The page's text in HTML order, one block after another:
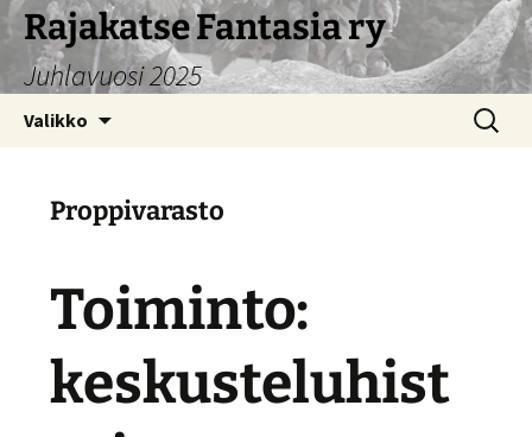
Siirry
sisältöön
Rajakatse Fantasia ry
Juhlavuosi 2025
Valikko Haku:
Proppivarasto
Toiminto:
keskusteluhist